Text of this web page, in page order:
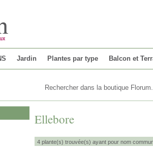
Jardin Plantes par type Balcon et
Ellebore
4 plante(s) trouvée(s) ayant pour nom